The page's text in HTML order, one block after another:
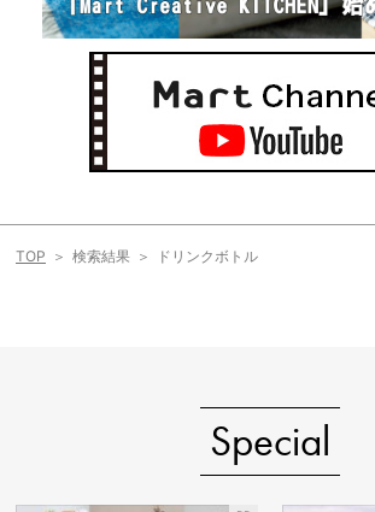
TOP 検索結果 ドリンクボトル
Special